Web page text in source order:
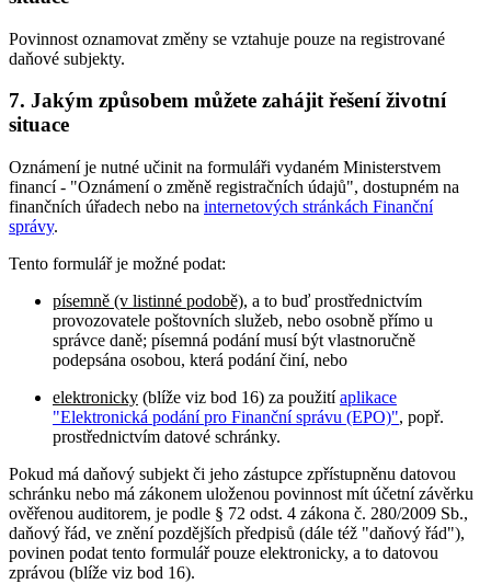
Povinnost oznamovat změny se vztahuje pouze na registrované
daňové subjekty.
7. Jakým způsobem můžete zahájit řešení životní
situace
Oznámení je nutné učinit na formuláři vydaném Ministerstvem
financí - "Oznámení o změně registračních údajů", dostupném na
finančních úřadech nebo na internetových stránkách Finanční
správy.
Tento formulář je možné podat:
písemně (v listinné podobě), a to buď prostřednictvím
provozovatele poštovních služeb, nebo osobně přímo u
správce daně; písemná podání musí být vlastnoručně
podepsána osobou, která podání činí, nebo
elektronicky (blíže viz bod 16) za použitíaplikace
"Elektronická podání pro Finanční správu (EPO)", popř.
prostřednictvím datové schránky.
Pokud má daňový subjekt či jeho zástupce zpřístupněnu datovou
schránku nebo má zákonem uloženou povinnost mít účetní závěrku
ověřenou auditorem, je podle § 72 odst. 4 zákona č. 280/2009 Sb.,
daňový řád, ve znění pozdějších předpisů (dále též "daňový řád"),
povinen podat tento formulář pouze elektronicky, a to datovou
zprávou (blíže viz bod 16).